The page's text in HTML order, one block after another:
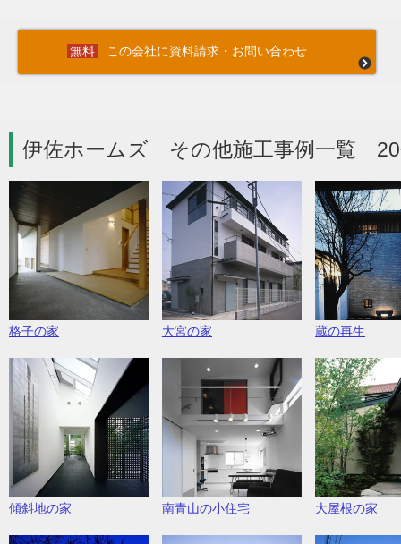
この会社に資料請求・お問い合わせ
伊佐ホームズ その他施工事例一覧
格子の家 大宮の家 蔵の再生
傾斜地の家 南青山の小住宅 大屋根の家